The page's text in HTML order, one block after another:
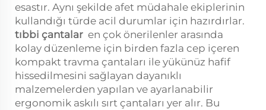
esastır. Aynı şekilde afet müdahale ekiplerinin
kullandığı türde acil durumlar için hazırdırlar.
tıbbi çantalar en çok önerilenler arasında
kolay düzenleme için birden fazla cep içeren
kompakt travma çantaları ile yükünüz hafif
hissedilmesini sağlayan dayanıklı
malzemelerden yapılan ve ayarlanabilir
ergonomik askılı sırt çantaları yer alır. Bu